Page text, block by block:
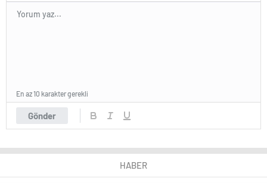
Gönder
En az 10 karakter gerekli
HABER